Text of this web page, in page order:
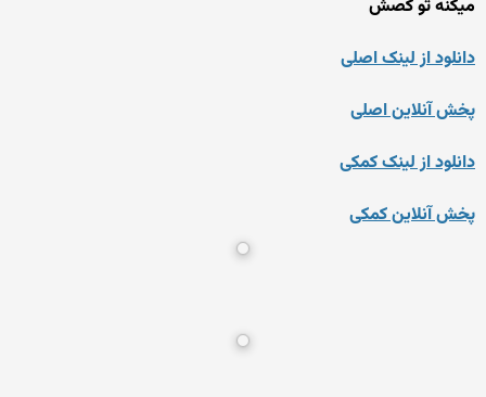
میکنه تو کصش
دانلود از لینک اصلی
پخش آنلاین اصلی
دانلود از لینک کمکی
پخش آنلاین کمکی